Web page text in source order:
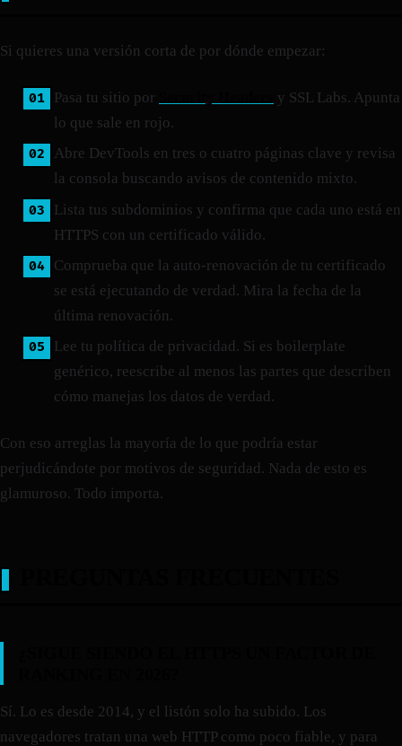
Si quieres una versión corta de por dónde empezar:
Pasa tu sitio por
y SSL Labs. Apunta
lo que sale en rojo.
Abre DevTools en tres o cuatro páginas clave y revisa
la consola buscando avisos de contenido mixto.
Lista tus subdominios y confirma que cada uno está en
HTTPS con un certificado válido.
Comprueba que la auto-renovación de tu certificado
se está ejecutando de verdad. Mira la fecha de la
última renovación.
Lee tu política de privacidad. Si es boilerplate
genérico, reescribe al menos las partes que describen
cómo manejas los datos de verdad.
Con eso arreglas la mayoría de lo que podría estar
perjudicándote por motivos de seguridad. Nada de esto es
glamuroso. Todo importa.
Sí. Lo es desde 2014, y el listón solo ha subido. Los
navegadores tratan una web HTTP como poco fiable, y para